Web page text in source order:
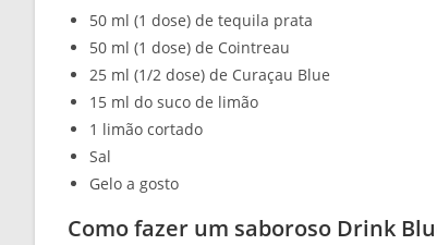
50 ml (1 dose) de tequila prata
50 ml (1 dose) de Cointreau
25 ml (1/2 dose) de Curaçau Blue
15 ml do suco de limão
1 limão cortado
Sal
Gelo a gosto
Como fazer um saboroso Drink